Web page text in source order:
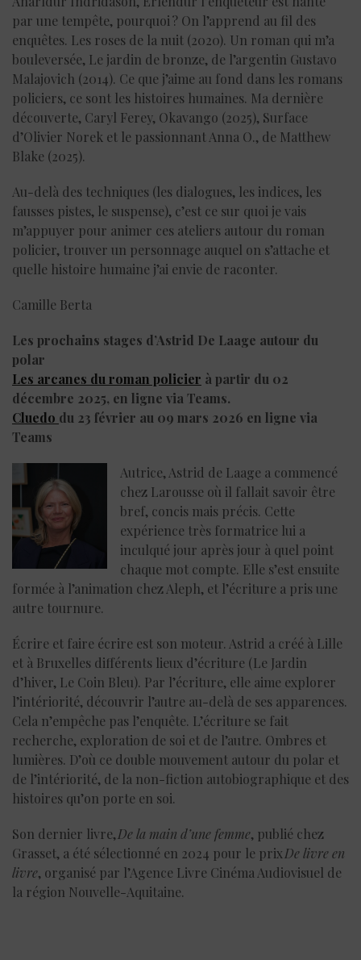
par une tempête, pourquoi ? On l’apprend au fil des
enquêtes. Les roses de la nuit (2020). Un roman qui m’a
bouleversée, Le jardin de bronze, de l’argentin Gustavo
Malajovich (2014). Ce que j’aime au fond dans les romans
policiers, ce sont les histoires humaines. Ma dernière
découverte, Caryl Ferey, Okavango (2025), Surface
d’Olivier Norek et le passionnant Anna O., de Matthew
Blake (2025).
Au-delà des techniques (les dialogues, les indices, les
fausses pistes, le suspense), c’est ce sur quoi je vais
m’appuyer pour animer ces ateliers autour du roman
policier, trouver un personnage auquel on s’attache et
quelle histoire humaine j’ai envie de raconter.
Camille Berta
Les prochains stages d’Astrid De Laage autour du
polar
Les arcanes du roman policier à partir du 02
décembre 2025, en ligne via Teams.
Cluedo du 23 février au 09 mars 2026 en ligne via
Teams
Autrice, Astrid de Laage a commencé
chez Larousse où il fallait savoir être
bref, concis mais précis. Cette
expérience très formatrice lui a
inculqué jour après jour à quel point
chaque mot compte. Elle s’est ensuite
formée à l’animation chez Aleph, et l’écriture a pris une
autre tournure.
Écrire et faire écrire est son moteur. Astrid a créé à Lille
et à Bruxelles différents lieux d’écriture (Le Jardin
d’hiver, Le Coin Bleu). Par l’écriture, elle aime explorer
l’intériorité, découvrir l’autre au-delà de ses apparences.
Cela n’empêche pas l’enquête. L’écriture se fait
recherche, exploration de soi et de l’autre. Ombres et
lumières. D’où ce double mouvement autour du polar et
de l’intériorité, de la non-fiction autobiographique et des
histoires qu’on porte en soi.
Son dernier livre,De la main d’une femme, publié chez
Grasset, a été sélectionné en 2024 pour le prixDe livre en
livre, organisé par l’Agence Livre Cinéma Audiovisuel de
la région Nouvelle-Aquitaine.